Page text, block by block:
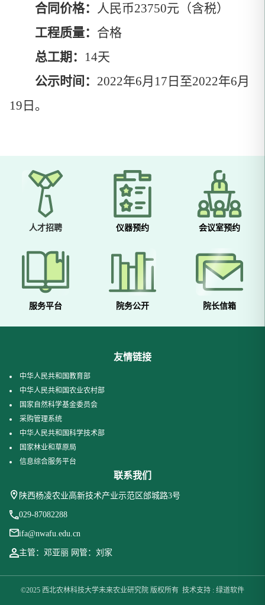
合同价格：
人民币23750元（含税）
工程质量： 合格
总工期： 14天
公示时间： 2022年6月17日至2022年6月
19日。
人才招聘 仪器预约 会议室预约
服务平台 院务公开 院长信箱
友情链接
中华人民共和国教育部
中华人民共和国农业农村部
国家自然科学基金委员会
采购管理系统
中华人民共和国科学技术部
国家林业和草原局
信息综合服务平台
联系我们
陕西杨凌农业高新技术产业示范区邰城路3号
029-87082288
ifa@nwafu.edu.cn
主管：邓亚丽 网管：刘家
©2025 西北农林科技大学未来农业研究院 版权所有 技术支持 : 绿道软件